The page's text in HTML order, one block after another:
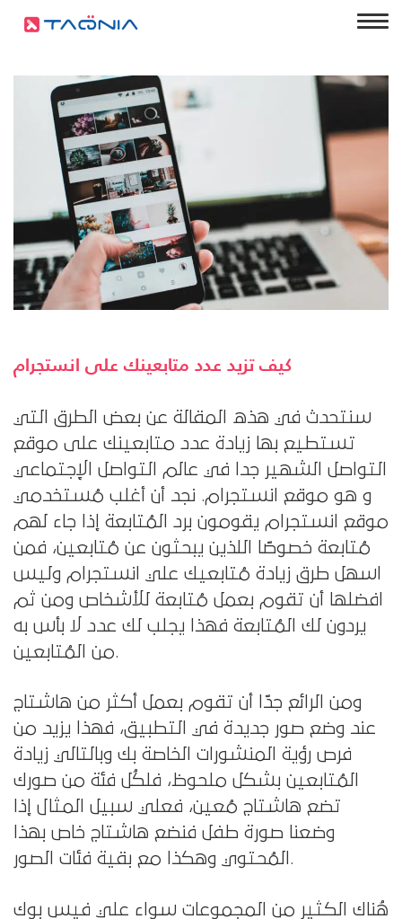
سنتحدث في هذه المقالة عن بعض الطرق التي
تستطيع بها زيادة عدد متابعينك على موقع
التواصل الشهير جدا في عالم التواصل الإجتماعي
و هو موقع انستجرام. نجد أن
أغلب مُستخدمي
موقع انستجرام يقومون برد المُتابعة إذا جاء لهم
مُتابعة خصوصًا اللذين يبحثون عن مُتابعين، فمن
اسهل طرق زيادة مُتابعيك علي انستجرام وليس
افضلها أن تقوم بعمل مُتابعة للأشخاص ومن ثم
يردون لك المُتابعة فهذا يجلب لك عدد لا بأس به
من المُتابعين.
ومن الرائع جدًا أن تقوم بعمل أكثر من هاشتاج
عند وضع صور جديدة في التطبيق، فهذا يزيد من
فرص رؤية المنشورات الخاصة بك وبالتالي زيادة
المُتابعين بشكل ملحوظ، فلكُل فئة من صورك
تضع هاشتاج مُعين، فعلي سبيل المثال إذا
وضعنا صورة طفل فنضع هاشتاج خاص بهذا
المُحتوي وهكذا مع بقية فئات الصور.
هُناك الكثير من المجموعات سواء علي فيس بوك